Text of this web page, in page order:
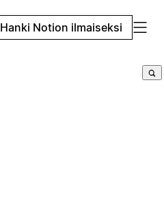
Hanki Notion ilmaiseksi